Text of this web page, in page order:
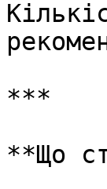
***
**Що